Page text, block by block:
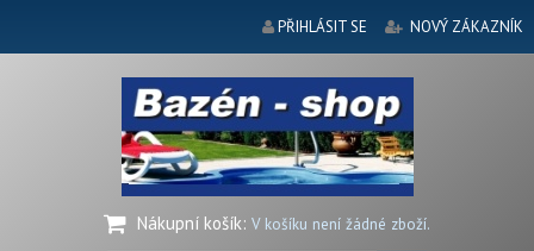
PŘIHLÁSIT SE NOVÝ ZÁKAZNÍK
Nákupní košík: V košíku není žádné zboží.